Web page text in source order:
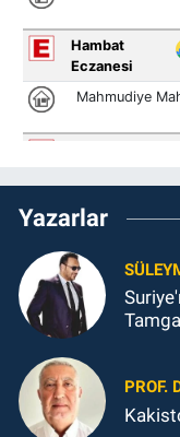
Yazarlar
PROF.